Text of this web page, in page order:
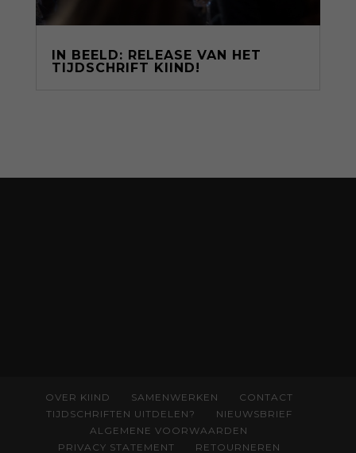
IN BEELD: RELEASE VAN HET
TIJDSCHRIFT KIIND!
OVER KIIND SAMENWERKEN
CONTACT
TIJDSCHRIFTEN UITDELEN?
NIEUWSBRIEF
ALGEMENE VOORWAARDEN
PRIVACY STATEMENT
RETOURNEREN